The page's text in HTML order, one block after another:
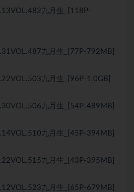
九月生_[118P-
九月生_[77P-792MB]
九月生_[96P-1.0GB]
九月生_[54P-489MB]
九月生_[45P-394MB]
九月生_[43P-395MB]
九月生_[65P-679MB]